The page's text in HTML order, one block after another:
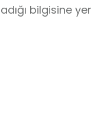
bilgisine yer